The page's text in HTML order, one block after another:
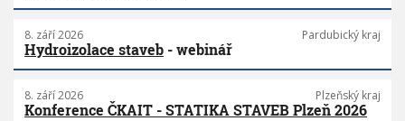
8. září 2026 Pardubický kraj
Hydroizolace staveb - webinář
8. září 2026 Plzeňský kraj
Konference ČKAIT - STATIKA STAVEB Plzeň 2026